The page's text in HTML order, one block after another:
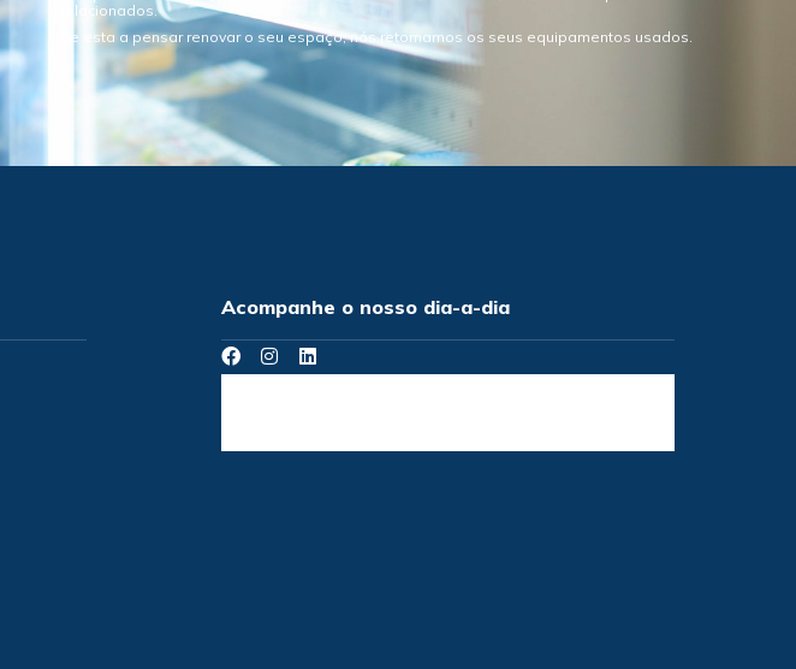
relacionados.
Se esta a pensar renovar o seu espaço, nós retomamos os seus equipamentos usados.
Acompanhe o nosso dia-a-dia